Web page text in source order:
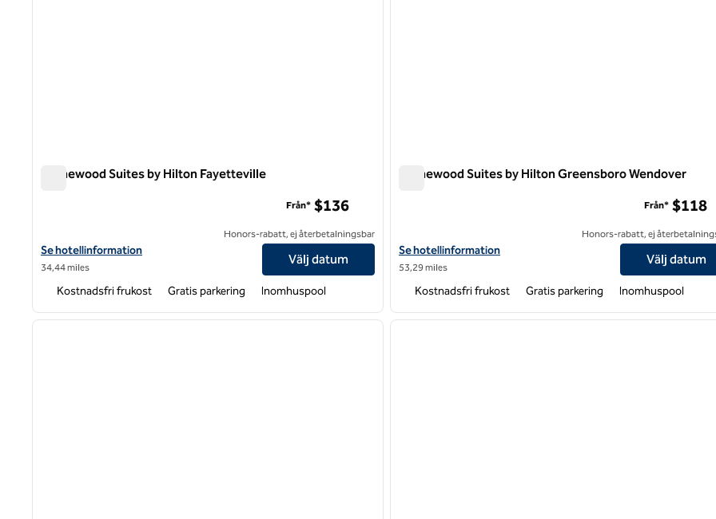
Homewood Suites by Hilton Fayetteville
Visa hotelluppgifter för Homewood Suites by Hilton Fayetteville
Se hotellinformation
34,44 miles
Från* $136
Honors-rabatt, ej återbetalningsbar
Välj datum
Kostnadsfri frukost Gratis parkering Inomhuspool
Homewood Suites by Hilton Greensboro Wendover
Visa hotelluppgifter för Homewood Suites by Hilton Greensboro
Se hotellinformation
53,29 miles
Från* $118
Honors-rabatt, ej
Välj datum
Kostnadsfri frukost Gratis parkering Inomhuspool
1 av 12
nästa bild1 av 11